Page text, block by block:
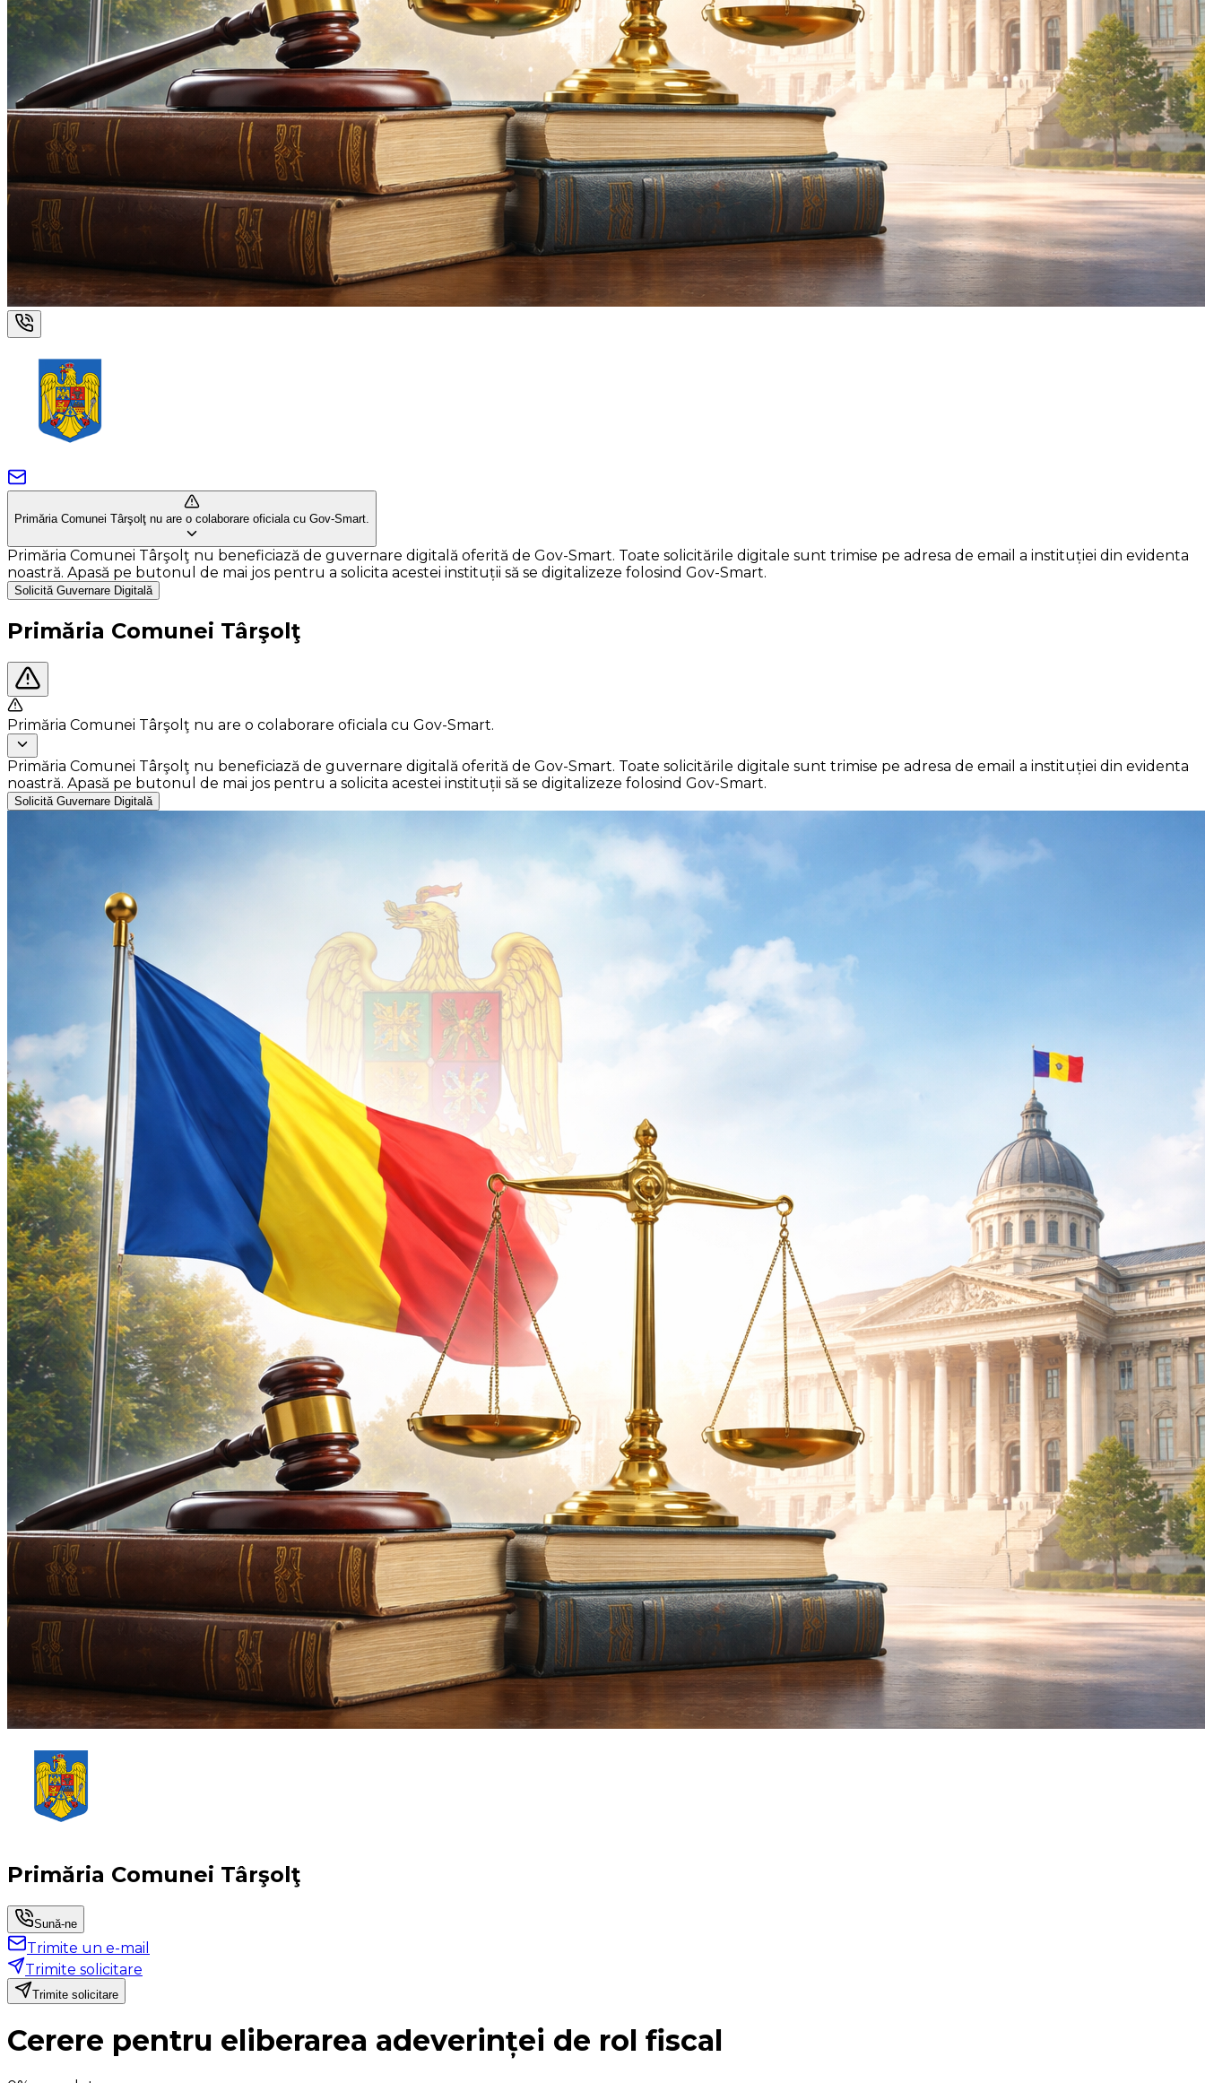
Primăria Comunei Târşolţ nu are o colaborare oficiala cu Gov-Smart.
Primăria Comunei Târşolţ nu beneficiază de guvernare digitală oferită de Gov-Smart. Toate solicitările digitale sunt trimise pe adresa de email a instituției din evidenta
noastră. Apasă pe butonul de mai jos pentru a solicita acestei instituții să se digitalizeze folosind Gov-Smart.
Solicită Guvernare Digitală
Primăria Comunei Târşolţ
Primăria Comunei Târşolţ nu are o colaborare oficiala cu Gov-Smart.
Primăria Comunei Târşolţ nu beneficiază de guvernare digitală oferită de Gov-Smart. Toate solicitările digitale sunt trimise pe adresa de email a instituției din evidenta
noastră. Apasă pe butonul de mai jos pentru a solicita acestei instituții să se digitalizeze folosind Gov-Smart.
Solicită Guvernare Digitală
Primăria Comunei Târşolţ
Sună-ne
Trimite un e-mail
Trimite solicitare
Trimite solicitare
Cerere pentru eliberarea adeverinței de rol fiscal